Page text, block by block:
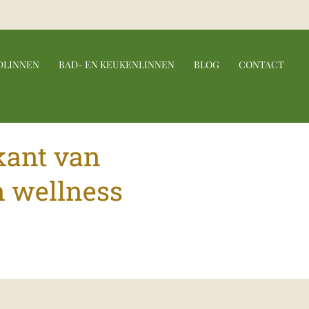
BAD- EN KEUKENLINNEN BLOG CONTACT
van
wellness